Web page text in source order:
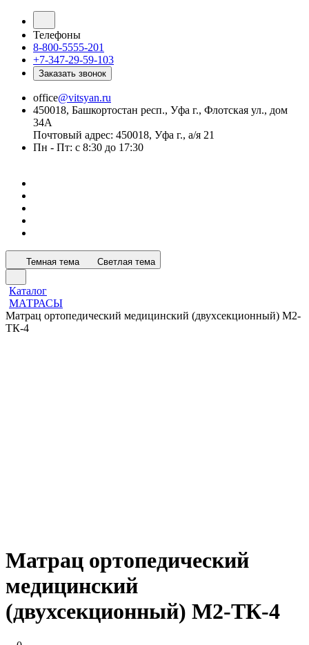
Телефоны
8-800-5555-201
+7-347-29-59-103
Заказать звонок
office@vitsyan.ru
450018, Башкортостан респ., Уфа г., Флотская ул., дом
34А
Почтовый адрес: 450018, Уфа г., а/я 21
Пн - Пт: с 8:30 до 17:30
Темная тема Светлая тема
Каталог
МАТРАСЫ
Матрац ортопедический медицинский (двухсекционный) М2-
ТК-4
Матрац ортопедический
медицинский
(двухсекционный) М2-ТК-4